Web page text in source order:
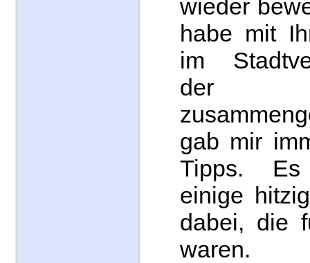
wieder
habe mit
im
der
gab mir
Tipps.
einige
dabei, die
waren.